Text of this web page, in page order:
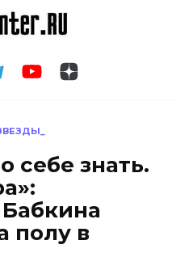
себе знать.
полу в